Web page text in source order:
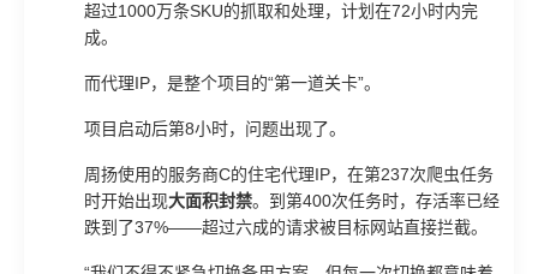
超过1000万条SKU的抓取和处理，计划在72小时内完
成。
而代理IP，是整个项目的“第一道关卡”。
项目启动后第8小时，问题出现了。
周扬使用的服务商C的住宅代理IP，在第237次爬虫任务
时开始出现大面积封禁。到第400次任务时，存活率已经
跌到了37%——超过六成的请求被目标网站直接拦截。